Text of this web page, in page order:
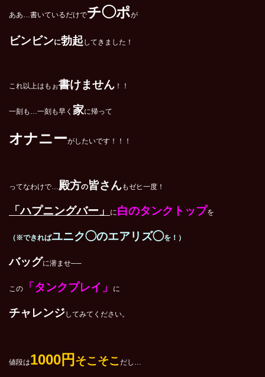
ああ…書いているだけでチ◯ポが
ビンビンに勃起 してきました！
これ以上はもぉ書けません ！！
一刻も…一刻も早く 家に帰って
オナニーがしたいです！！！
ってなわけで…殿方の皆さんもゼヒ一度！
「ハプニングバー」 に白のタンクトップを
（※できればユニク◯のエアリズ◯を！）
バッグに潜ませ──
この 「タンクプレイ」 に
チャレンジしてみてください。
値段は1000円 そこそこ だし…